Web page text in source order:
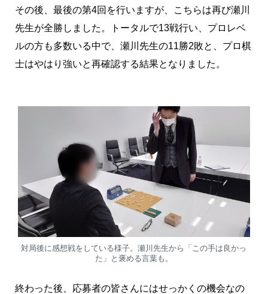
その後、最後の第4回を行いますが、こちらは再び瀬川
先生が全勝しました。トータルで13戦行い、プロレベ
ルの方も多数いる中で、瀬川先生の11勝2敗と、プロ棋
士はやはり強いと再確認する結果となりました。
対局後に感想戦をしている様子。瀬川先生から「この手は良かっ
た」と褒める言葉も。
終わった後、応募者の皆さんにはせっかくの機会なの